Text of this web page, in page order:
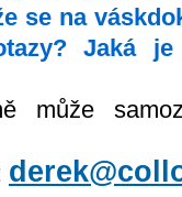
se na vás
Jaká je
může